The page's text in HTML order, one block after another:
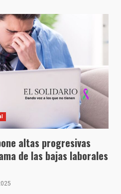
altas progresivas
de las bajas laborales